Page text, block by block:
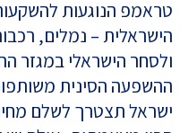
טראמפ הנוגעות
הישראלית – נמלים,
ולסחר הישראלי במגזר
ההשפעה הסינית
ישראל תצטרך לשלם